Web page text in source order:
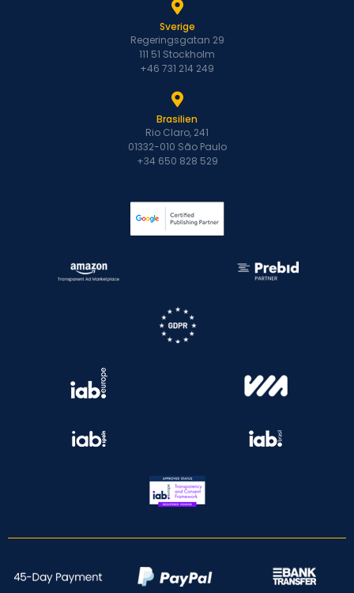
Sverige
Regeringsgatan 29
111 51 Stockholm
+46 731 214 249
Brasilien
Rio Claro, 241
01332-010 São Paulo
+34 650 828 529